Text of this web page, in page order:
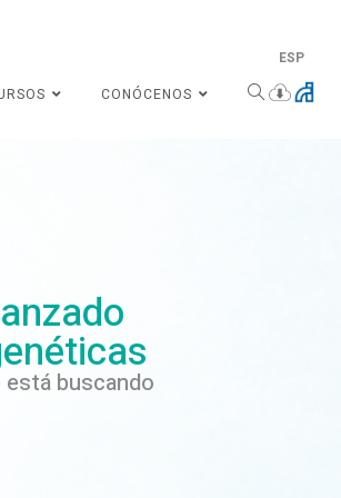
ESP
CONÓCENOS
buscando